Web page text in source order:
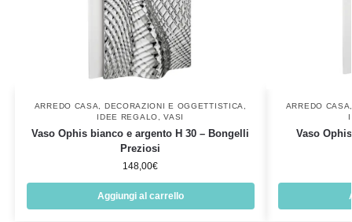
ARREDO CASA, DECORAZIONI E OGGETTISTICA,
IDEE REGALO,VASI
Vaso Ophis bianco e argento H 30 – Bongelli
Preziosi
148,00€
Aggiungi al carrello
ARREDO CASA
Vaso